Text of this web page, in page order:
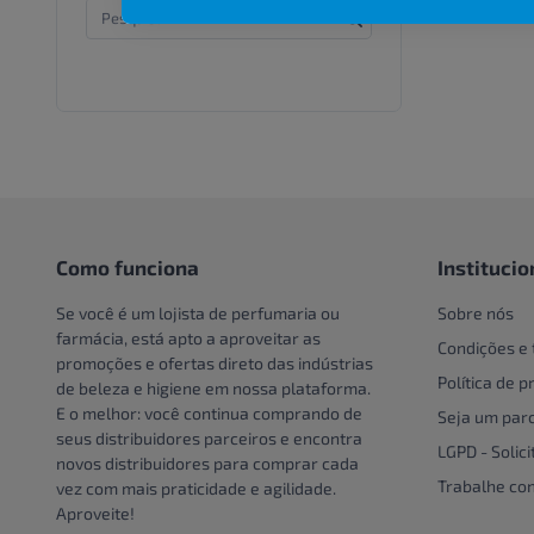
Creme e Gel Dental
Cuidados Com Os Pés
Cuidados especiais para
cabelos
Cuidados Pessoais
Descoloração
DESCOLORANTE
Aney
Asepxia
Australian Gold
Axe
Babymed
Babysec
Banana Boat
Band-Aid
Barla
Frasco
Unidade
Como funciona
Se você é um lojista de perfumaria ou
farmácia, está apto a aproveitar as
promoções e ofertas direto das indústrias
de beleza e higiene em nossa plataforma.
E o melhor: você continua comprando de
seus distribuidores parceiros e encontra
novos distribuidores para comprar cada
vez com mais praticidade e agilidade.
Aproveite!
Sobre nós
Condições
Política de
Seja um
LGPD -
Trabalhe